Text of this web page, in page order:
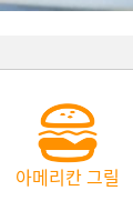
아메리칸 그릴